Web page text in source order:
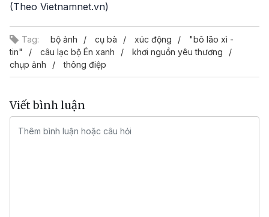
(Theo Vietnamnet.vn)
Tag: bộ ảnh cụ bà xúc động
"bô lão xì -
tin"
câu lạc bộ Én xanh
khơi nguồn yêu thương
chụp ảnh
thông điệp
Viết bình luận